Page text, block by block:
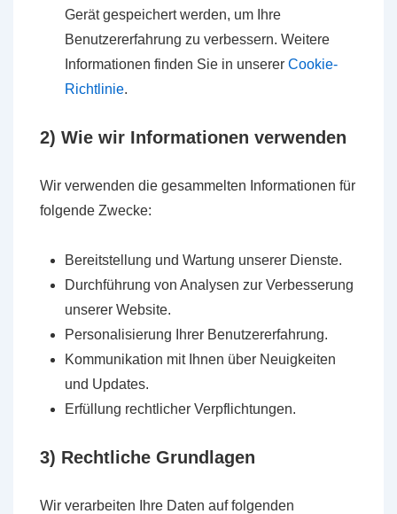
Gerät gespeichert werden, um Ihre
Benutzererfahrung zu verbessern. Weitere
Informationen finden Sie in unserer Cookie-
Richtlinie.
2) Wie wir Informationen verwenden
Wir verwenden die gesammelten Informationen für
folgende Zwecke:
Bereitstellung und Wartung unserer Dienste.
Durchführung von Analysen zur Verbesserung
unserer Website.
Personalisierung Ihrer Benutzererfahrung.
Kommunikation mit Ihnen über Neuigkeiten
und Updates.
Erfüllung rechtlicher Verpflichtungen.
3) Rechtliche Grundlagen
Wir verarbeiten Ihre Daten auf folgenden